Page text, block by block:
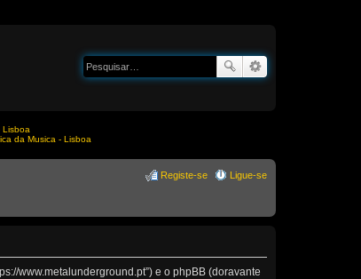
Lisboa
da Musica - Lisboa
Ligue-se
Registe-se
www.metalunderground.pt”) e o phpBB (doravante